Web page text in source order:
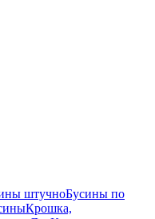
штучноБусины по
Крошка,